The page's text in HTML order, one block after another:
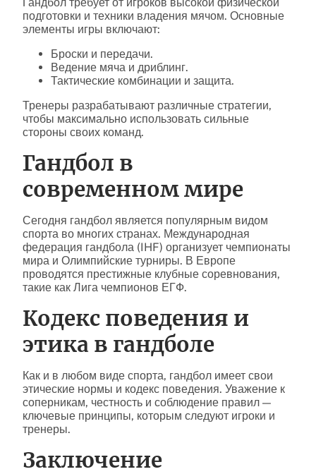
подготовки и техники владения мячом. Основные
элементы игры включают:
Броски и передачи.
Ведение мяча и дриблинг.
Тактические комбинации и защита.
Тренеры разрабатывают различные стратегии,
чтобы максимально использовать сильные
стороны своих команд.
Гандбол в
современном мире
Сегодня гандбол является популярным видом
спорта во многих странах. Международная
федерация гандбола (IHF) организует чемпионаты
мира и Олимпийские турниры. В Европе
проводятся престижные клубные соревнования,
такие как Лига чемпионов ЕГФ.
Кодекс поведения и
этика в гандболе
Как и в любом виде спорта, гандбол имеет свои
этические нормы и кодекс поведения. Уважение к
соперникам, честность и соблюдение правил —
ключевые принципы, которым следуют игроки и
тренеры.
Заключение